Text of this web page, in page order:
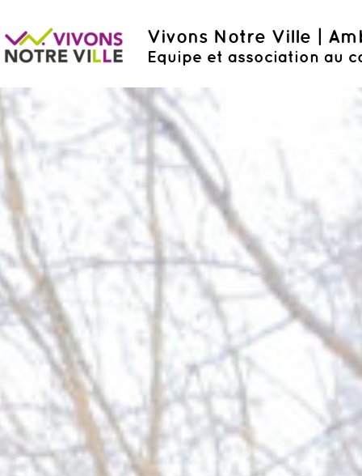
Vivons Notre Ville |
Equipe et association au